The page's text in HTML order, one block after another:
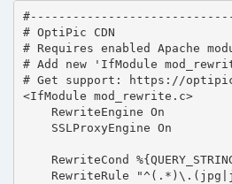
# OptiPic CDN
# Requires enabled Apache
# Add new 'IfModule
# Get support: https://
<IfModule mod_rewrite.c>
    RewriteEngine On
    SSLProxyEngine On
RewriteCond
RewriteRule